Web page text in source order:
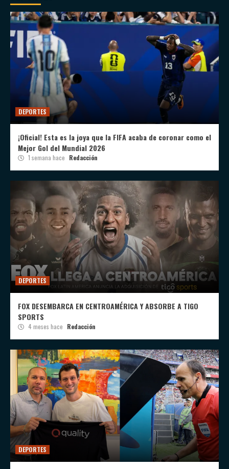
DEPORTES
¡Oficial! Esta es la joya que la FIFA acaba de coronar como el
Mejor Gol del Mundial 2026
1 semana hace Redacción
DEPORTES
FOX DESEMBARCA EN CENTROAMÉRICA Y ABSORBE A TIGO
SPORTS
4 meses hace Redacción
DEPORTES